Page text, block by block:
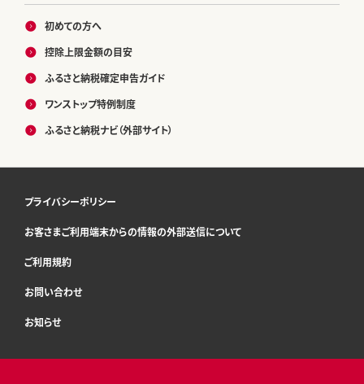
初めての方へ
控除上限金額の目安
ふるさと納税確定申告ガイド
ワンストップ特例制度
ふるさと納税ナビ（外部サイト）
プライバシーポリシー
お客さまご利用端末からの情報の外部送信について
ご利用規約
お問い合わせ
お知らせ